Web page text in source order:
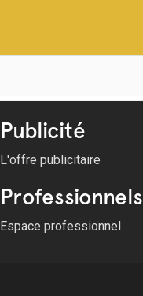
Publicité
L'offre publicitaire
Professionnels
Espace professionnel